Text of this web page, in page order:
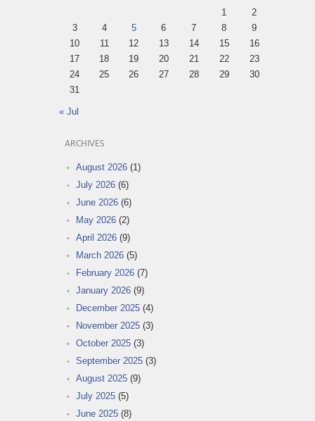
1
2
3
4 5 6 7 8
9
10
11 12 13 14 15
16
17
18 19 20 21 22
23
24
25 26 27 28 29
30
31
« Jul
ARCHIVES
August 2026 (1)
July 2026 (6)
June 2026 (6)
May 2026 (2)
April 2026 (9)
March 2026 (5)
February 2026 (7)
January 2026 (9)
December 2025 (4)
November 2025 (3)
October 2025 (3)
September 2025 (3)
August 2025 (9)
July 2025 (5)
June 2025 (8)